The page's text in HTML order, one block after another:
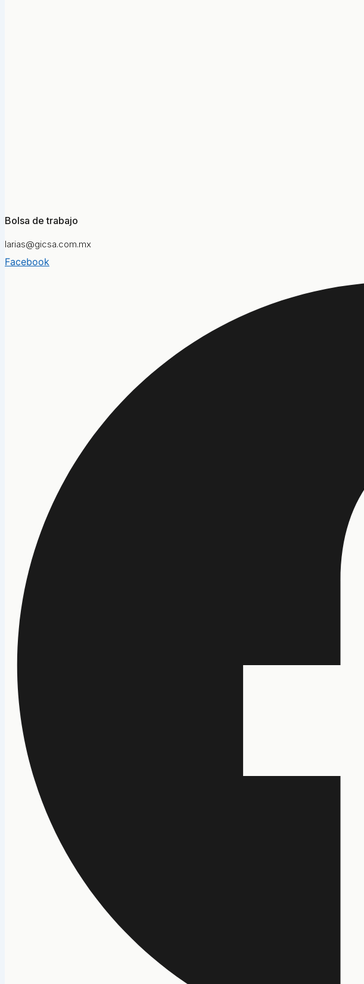
Bolsa de trabajo
larias@gicsa.com.mx
Facebook